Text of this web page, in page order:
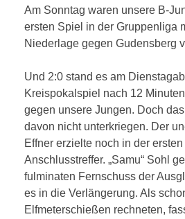
Am Sonntag waren unsere B-
ersten Spiel in der Gruppenliga
Niederlage gegen Gudensberg
Und 2:0 stand es am
Kreispokalspiel nach 12
gegen unsere Jungen. Doch
davon nicht unterkriegen. Der
Effner erzielte noch in der
Anschlusstreffer. „Samu“ Sohl
fulminaten Fernschuss der
es in die Verlängerung. Als
Elfmeterschießen rechneten,